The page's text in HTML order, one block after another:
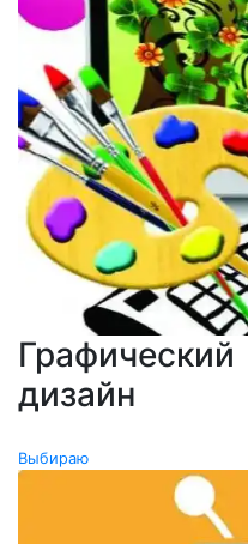
Графический
дизайн
Выбираю